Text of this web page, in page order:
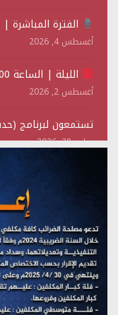
الفترة المباشرة
أغسطس 4, 2026
الليلة | الساعة 10:00 مساءً
أغسطس 2, 2026
تستمعون لبرنامج
يوليو 28, 2026
(نحن لا نهزم) بث
تستمعون لبرنامج
يوليو 28, 2026
مؤتمر صحفي لمركز
على اليمن
يوليو 27, 2026